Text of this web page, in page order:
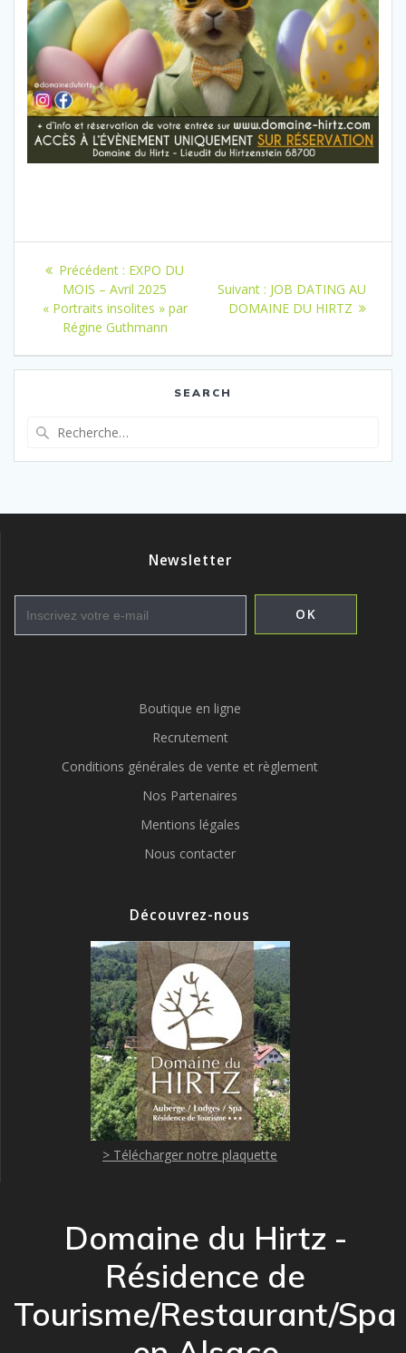
Navigation
de
l’article
Précédent : Article
précédent
:
EXPO DU
MOIS – Avril 2025
« Portraits insolites » par
Régine Guthmann
Suivant : Article
suivant
JOB DATING AU
DOMAINE DU HIRTZ
SEARCH
:
Newsletter
Boutique en ligne
Recrutement
Conditions générales de vente et règlement
Nos Partenaires
Mentions légales
Nous contacter
Découvrez-nous
> Télécharger notre plaquette
Domaine du Hirtz -
Résidence de
Tourisme/Restaurant/Spa